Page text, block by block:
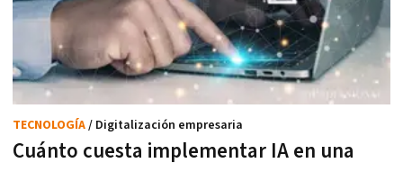
Cuánto cuesta implementar IA en una
TECNOLOGÍA/ Digitalización empresaria